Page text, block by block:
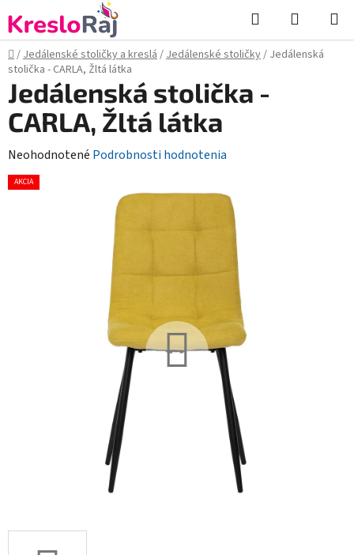
na
obsah
Hľadať
KOŠÍK
Domov
/Jedálenské stoličky a kreslá/Jedálenské stoličky/ Jedálenská
stolička - CARLA, Žltá látka
Jedálenská stolička -
CARLA, Žltá látka
Priemerné
hodnotenie
Neohodnotené Podrobnosti hodnotenia
AKCIA